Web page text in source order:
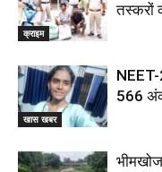
क्राइम
तस्करों
खास खबर
NEET-
566 अंक